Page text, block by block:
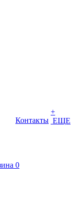
Контакты
+
ЕЩЕ
0